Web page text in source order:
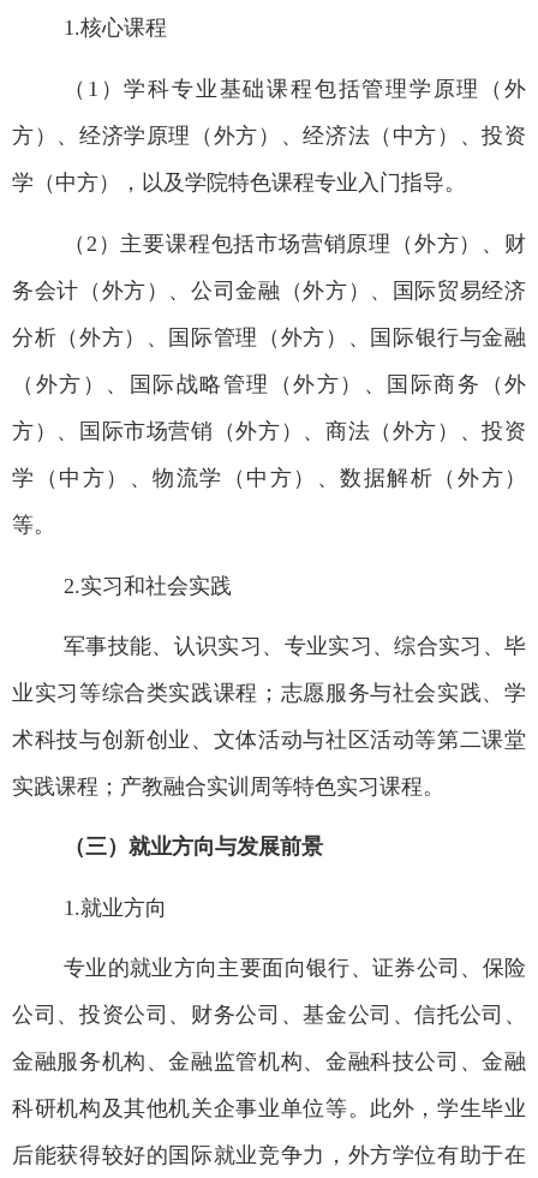
1.核心课程
（1 ）学科专业基础课程包括管理学原理（外
方）、 经济学原理（ 外方）、经济法（ 中方）、投资
学 （ 中方） ， 以及学院特色课程专业入门指导。
（2 ）主要课程包括市场营销原理（ 外方） 、财
务会计（ 外方） 、公司金融（外方） 、国际贸易经济
分析（ 外方） 、国际管理（ 外方）
、国际银行与金融
（ 外方） 、国际战略管理（外方） 、国际商务（外
方） 、国际市场营销（外方） 、商法（ 外方）
、投资
学（ 中方） 、物流学（ 中方） 、数据解析（ 外方）
等。
2.实习和社会实践
军事技能、 认识实习、专业实习、综合实习、毕
业实习等综合类实践课程； 志愿服务与社会实践、学
术科技与创新创业、文体活动与社区活动等第二课堂
实践课程；产教融合实训周等特色实习课程。
（三）就业方向与发展前景
1.就业方向
专业的就业方向主要面向银行、证券公司、保险
公司、投资公司、财务公司、基金公司、信托公司、
金融服务机构、金融监管机构、金融科技公司、金融
科研机构及其他机关企事业单位等。 此外，学生毕业
后能获得较好的国际就业竞争力，外方学位有助于在